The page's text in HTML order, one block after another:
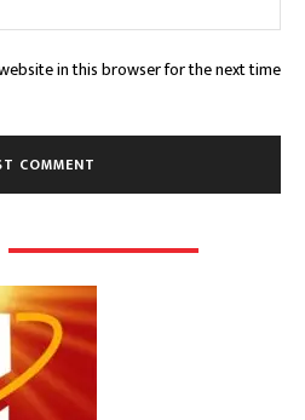
in this browser for the next time